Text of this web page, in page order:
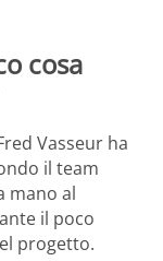
cosa
Vasseur ha
il team
mano al
il poco
progetto.